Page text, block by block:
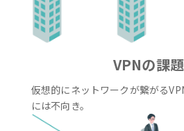
VPNの課
仮想的にネットワークが繋がる
には不向き。